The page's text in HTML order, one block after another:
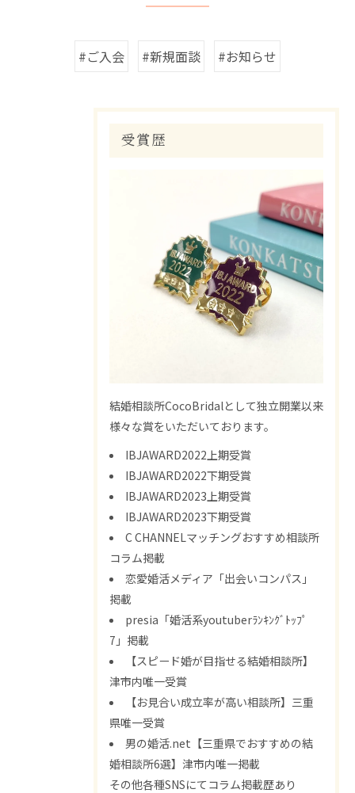
#ご入会 #新規面談 #お知らせ
受賞歴
結婚相談所CocoBridalとして独立開業以来
様々な賞をいただいております。
IBJAWARD2022上期受賞
IBJAWARD2022下期受賞
IBJAWARD2023上期受賞
IBJAWARD2023下期受賞
C CHANNELマッチングおすすめ相談所
コラム掲載
恋愛婚活メディア「出会いコンパス」
掲載
presia「婚活系youtuberﾗﾝｷﾝｸﾞﾄｯﾌﾟ
7」掲載
【スピード婚が目指せる結婚相談所】
津市内唯一受賞
【お見合い成立率が高い相談所】三重
県唯一受賞
男の婚活.net【三重県でおすすめの結
婚相談所6選】津市内唯一掲載
その他各種SNSにてコラム掲載歴あり